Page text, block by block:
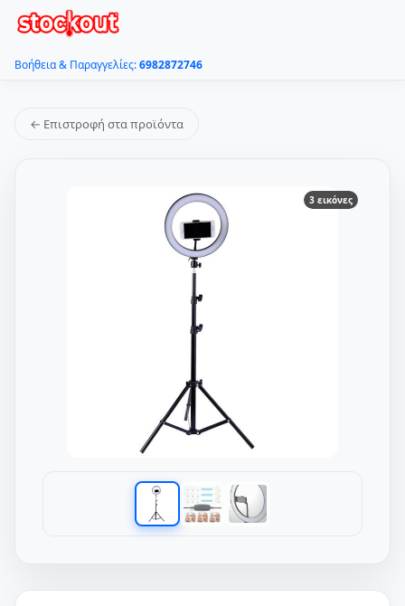
Βοήθεια & Παραγγελίες:6982872746
← Επιστροφή στα προϊόντα
3 εικόνες